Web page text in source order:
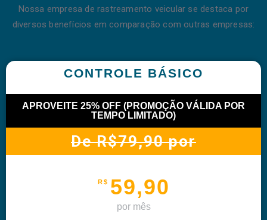
Nossa empresa de rastreamento veicular se destaca por
diversos benefícios em comparação com outras empresas:
CONTROLE BÁSICO
APROVEITE 25% OFF (PROMOÇÃO VÁLIDA POR
TEMPO LIMITADO)
De R$79,90 por
R$ 59,90
por mês